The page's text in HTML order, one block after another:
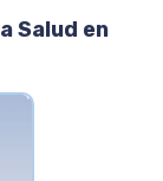
Salud en